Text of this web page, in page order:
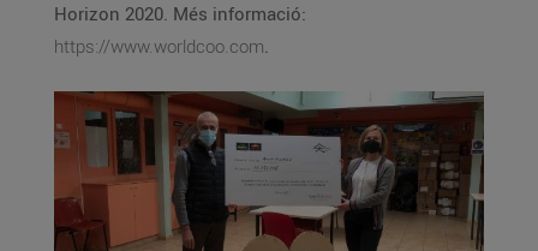
Horizon 2020. Més informació:
https://www.worldcoo.com.